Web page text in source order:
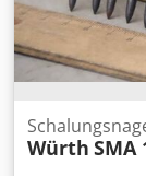
Würth SMA